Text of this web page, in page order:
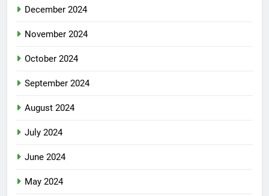
December 2024
November 2024
October 2024
September 2024
August 2024
July 2024
June 2024
May 2024